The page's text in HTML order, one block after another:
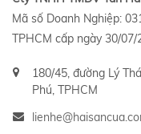
Mã số Doanh Nghiệp:
TPHCM cấp ngày 30/07/
180/45, đường Lý
Phú, TPHCM